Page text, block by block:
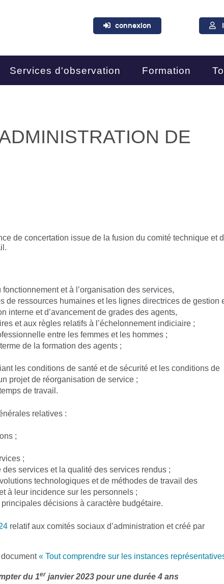
connexion
Services d'observation Formation
DE
de concertation issue de la fusion du comité technique et
et à l’organisation des services,
de ressources humaines et les lignes directrices de gestion
interne et d’avancement de grades des agents,
et aux règles relatifs à l’échelonnement indiciaire ;
entre les femmes et les hommes ;
de la formation des agents ;
les conditions de santé et de sécurité et les conditions de
projet de réorganisation de service ;
de travail.
relatives :
;
;
des services et la qualité des services rendus ;
technologiques et de méthodes de travail des
à leur incidence sur les personnels ;
décisions à caractère budgétaire.
relatif aux comités sociaux d’administration et créé par
« Tout comprendre sur les instances
du 1er janvier 2023 pour une durée 4 ans